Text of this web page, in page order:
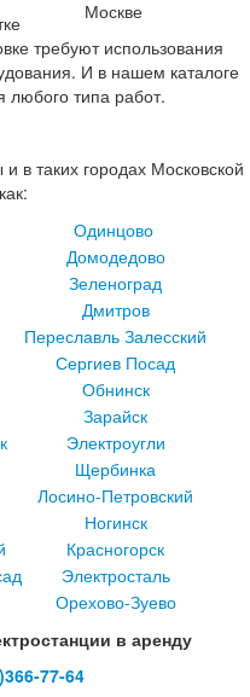
требуют использования
И в нашем каталоге
типа работ.
в таких городах Московской
Одинцово
Домодедово
Зеленоград
Дмитров
Переславль Залесский
Сергиев Посад
Обнинск
Зарайск
Электроугли
Щербинка
Лосино-Петровский
Ногинск
Красногорск
Электросталь
Орехово-Зуево
в аренду
77-64